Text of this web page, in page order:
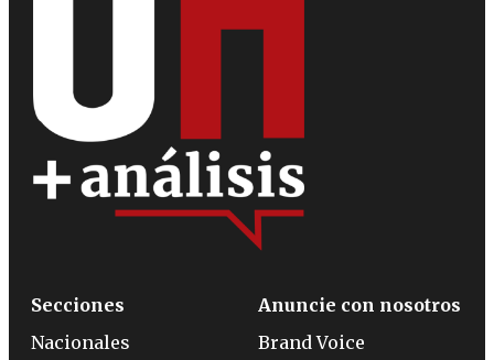
Secciones
Nacionales
Anuncie con nosotros
Brand Voice